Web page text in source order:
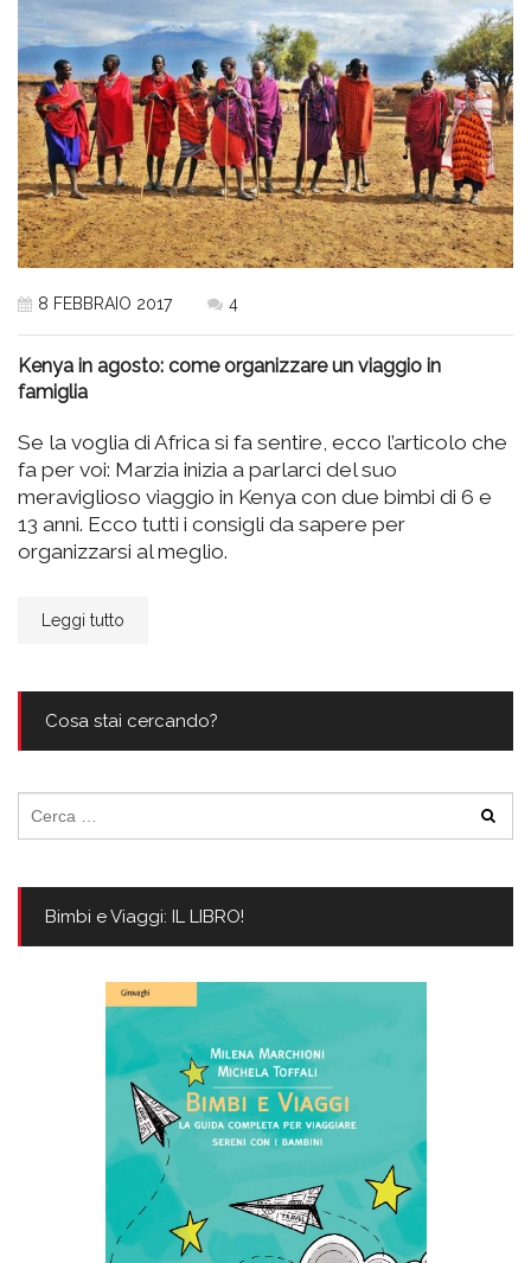
8 FEBBRAIO 2017 4
Kenya in agosto: come organizzare un viaggio in
famiglia
Se la voglia di Africa si fa sentire, ecco l’articolo che
fa per voi: Marzia inizia a parlarci del suo
meraviglioso viaggio in Kenya con due bimbi di 6 e
13 anni. Ecco tutti i consigli da sapere per
organizzarsi al meglio.
Leggi tutto
Cosa stai cercando?
per:
Bimbi e Viaggi: IL LIBRO!